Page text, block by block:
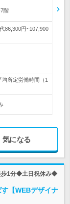
階
86,300円~107,900
所定労働時間（1
気になる
歩1分◆土日祝休み◆
【WEBデザイナ